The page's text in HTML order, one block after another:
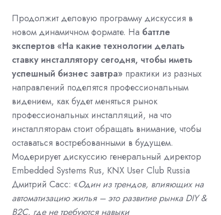
Продолжит деловую программу дискуссия в
новом динамичном формате. На баттле
экспертов «На какие технологии делать
ставку инсталлятору сегодня, чтобы иметь
успешный бизнес завтра» практики из разных
направлений поделятся профессиональным
видением, как будет меняться рынок
профессиональных инсталляций, на что
инсталляторам стоит обращать внимание, чтобы
оставаться востребованными в будущем.
Модерирует дискуссию генеральный директор
Embedded Systems Rus, KNX User Club Russia
Дмитрий Сасс: «Один из трендов, влияющих на
автоматизацию жилья – это развитие рынка DIY &
B2C, где не требуются навыки